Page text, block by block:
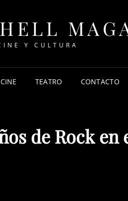
Y CULTURA
CINE TEATRO CONTACTO
de Rock en